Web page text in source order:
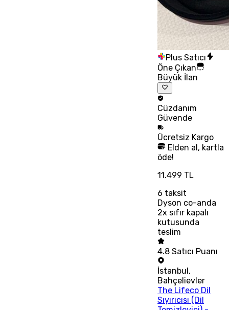
Plus Satıcı
Öne Çıkan
Büyük İlan
Cüzdanım
Güvende
Ücretsiz Kargo
Elden al, kartla
öde!
11.499 TL
6 taksit
Dyson co-anda
2x sıfır kapalı
kutusunda
teslim
4.8 Satıcı Puanı
İstanbul ,
Bahçelievler
The Lifeco Dil
Sıyırıcısı (Dil